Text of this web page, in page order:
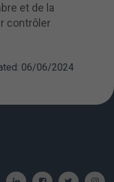
et de la
contrôler
06/06/2024